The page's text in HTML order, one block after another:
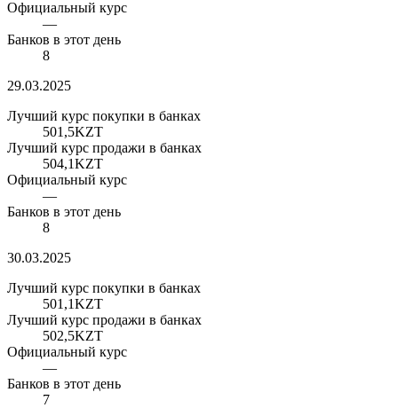
Официальный курс
—
Банков в этот день
8
29.03.2025
Лучший курс покупки в банках
501,5KZT
Лучший курс продажи в банках
504,1KZT
Официальный курс
—
Банков в этот день
8
30.03.2025
Лучший курс покупки в банках
501,1KZT
Лучший курс продажи в банках
502,5KZT
Официальный курс
—
Банков в этот день
7